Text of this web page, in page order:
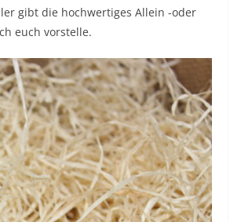
gibt die hochwertiges Allein -oder
euch vorstelle.